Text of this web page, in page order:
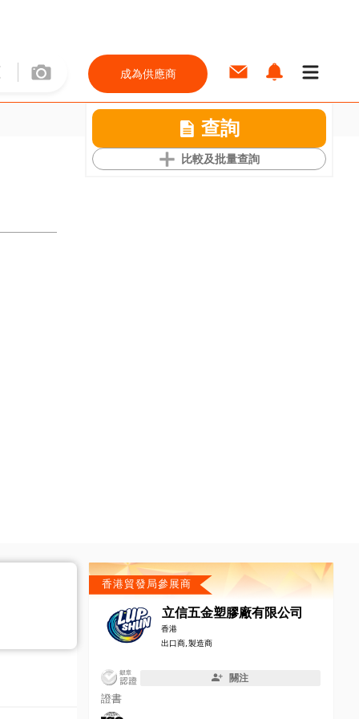
成為供應商
查詢
比較及批量查詢
香港貿發局參展商
立信五金塑膠廠有限公司
香港
出口商, 製造商
關注
證書